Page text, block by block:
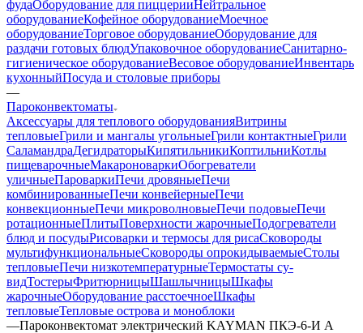
фудаОборудование для пиццерииНейтральное
оборудованиеКофейное оборудованиеМоечное
оборудованиеТорговое оборудованиеОборудование для
раздачи готовых блюдУпаковочное оборудованиеСанитарно-
гигиеническое оборудованиеВесовое оборудованиеИнвентарь
кухонныйПосуда и столовые приборы
—
Пароконвектоматы
Аксессуары для теплового оборудованияВитрины
тепловыеГрили и мангалы угольныеГрили контактныеГрили
СаламандраДегидраторыКипятильникиКоптильниКотлы
пищеварочныеМакароноваркиОбогреватели
уличныеПароваркиПечи дровяныеПечи
комбинированныеПечи конвейерныеПечи
конвекционныеПечи микроволновыеПечи подовыеПечи
ротационныеПлитыПоверхности жарочныеПодогреватели
блюд и посудыРисоварки и термосы для рисаСковороды
мультифункциональныеСковороды опрокидываемыеСтолы
тепловыеПечи низкотемпературныеТермостаты су-
видТостерыФритюрницыШашлычницыШкафы
жарочныеОборудование расстоечноеШкафы
тепловыеТепловые острова и моноблоки
—Пароконвектомат электрический KAYMAN ПКЭ-6-И А